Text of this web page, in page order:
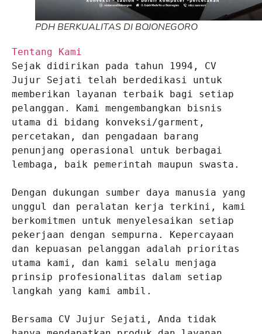
PDH BERKUALITAS DI BOJONEGORO
Tentang Kami
Sejak didirikan pada tahun 1994, CV
Jujur Sejati telah berdedikasi untuk
memberikan layanan terbaik bagi setiap
pelanggan. Kami mengembangkan bisnis
utama di bidang konveksi/garment,
percetakan, dan pengadaan barang
penunjang operasional untuk berbagai
lembaga, baik pemerintah maupun swasta.
Dengan dukungan sumber daya manusia yang
unggul dan peralatan kerja terkini, kami
berkomitmen untuk menyelesaikan setiap
pekerjaan dengan sempurna. Kepercayaan
dan kepuasan pelanggan adalah prioritas
utama kami, dan kami selalu menjaga
prinsip profesionalitas dalam setiap
langkah yang kami ambil.
Bersama CV Jujur Sejati, Anda tidak